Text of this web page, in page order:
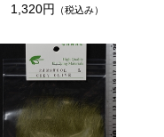
1,320円 （税込み）